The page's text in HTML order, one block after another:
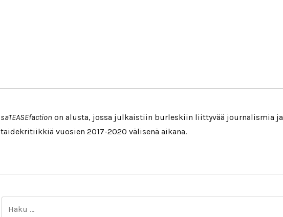
saTEASEfaction on alusta, jossa julkaistiin burleskiin liittyvää journalismia ja
taidekritiikkiä vuosien 2017-2020 välisenä aikana.